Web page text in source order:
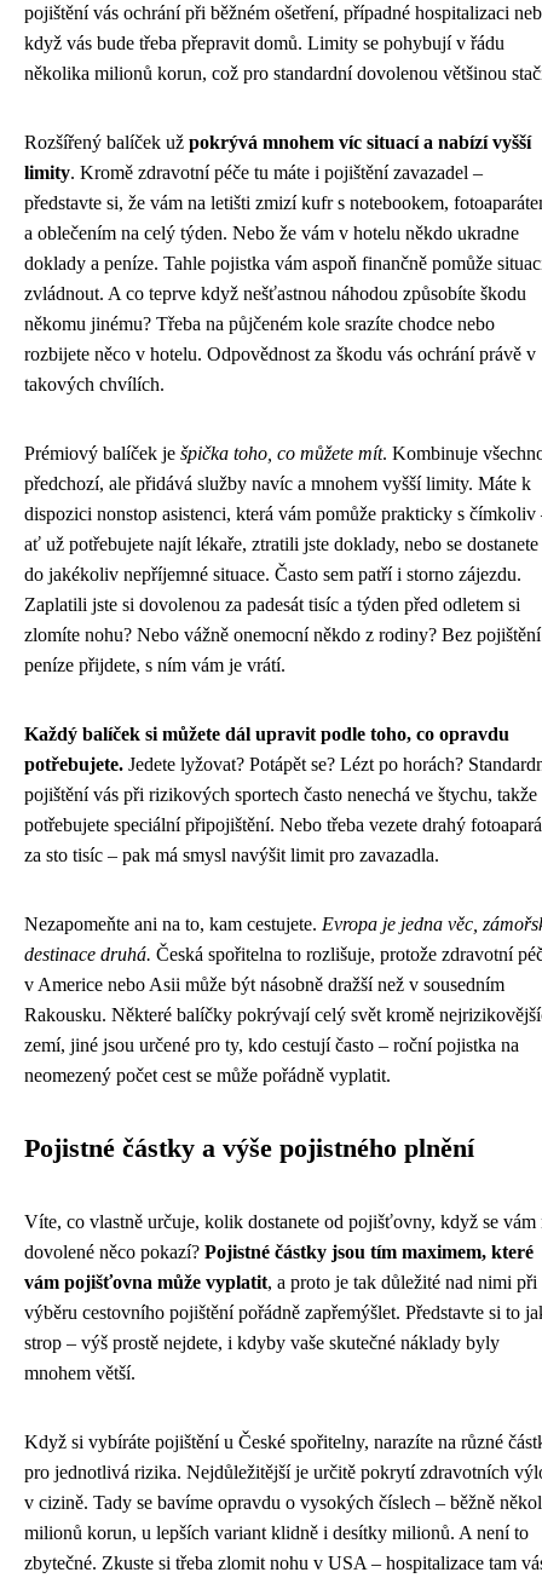
pojištění vás ochrání při běžném ošetření, případné hospitalizaci
když vás bude třeba přepravit domů. Limity se pohybují v řádu
několika milionů korun, což pro standardní dovolenou většinou
Rozšířený balíček už pokrývá mnohem víc situací a nabízí vyšší
limity. Kromě zdravotní péče tu máte i pojištění zavazadel –
představte si, že vám na letišti zmizí kufr s notebookem,
a oblečením na celý týden. Nebo že vám v hotelu někdo ukradne
doklady a peníze. Tahle pojistka vám aspoň finančně pomůže
zvládnout. A co teprve když nešťastnou náhodou způsobíte škodu
někomu jinému? Třeba na půjčeném kole srazíte chodce nebo
rozbijete něco v hotelu. Odpovědnost za škodu vás ochrání právě v
takových chvílích.
Prémiový balíček je špička toho, co můžete mít. Kombinuje
předchozí, ale přidává služby navíc a mnohem vyšší limity. Máte k
dispozici nonstop asistenci, která vám pomůže prakticky s čímkoliv
ať už potřebujete najít lékaře, ztratili jste doklady, nebo se dostanete
do jakékoliv nepříjemné situace. Často sem patří i storno zájezdu.
Zaplatili jste si dovolenou za padesát tisíc a týden před odletem si
zlomíte nohu? Nebo vážně onemocní někdo z rodiny? Bez
peníze přijdete, s ním vám je vrátí.
Každý balíček si můžete dál upravit podle toho, co opravdu
potřebujete. Jedete lyžovat? Potápět se? Lézt po horách?
pojištění vás při rizikových sportech často nenechá ve štychu, takže
potřebujete speciální připojištění. Nebo třeba vezete drahý
za sto tisíc – pak má smysl navýšit limit pro zavazadla.
Nezapomeňte ani na to, kam cestujete. Evropa je jedna věc,
destinace druhá. Česká spořitelna to rozlišuje, protože zdravotní
v Americe nebo Asii může být násobně dražší než v sousedním
Rakousku. Některé balíčky pokrývají celý svět kromě
zemí, jiné jsou určené pro ty, kdo cestují často – roční pojistka na
neomezený počet cest se může pořádně vyplatit.
Pojistné částky a výše pojistného plnění
Víte, co vlastně určuje, kolik dostanete od pojišťovny, když se vám
dovolené něco pokazí? Pojistné částky jsou tím maximem, které
vám pojišťovna může vyplatit, a proto je tak důležité nad nimi při
výběru cestovního pojištění pořádně zapřemýšlet. Představte si to
strop – výš prostě nejdete, i kdyby vaše skutečné náklady byly
mnohem větší.
Když si vybíráte pojištění u České spořitelny, narazíte na různé
pro jednotlivá rizika. Nejdůležitější je určitě pokrytí zdravotních
v cizině. Tady se bavíme opravdu o vysokých číslech – běžně
milionů korun, u lepších variant klidně i desítky milionů. A není to
zbytečné. Zkuste si třeba zlomit nohu v USA – hospitalizace tam